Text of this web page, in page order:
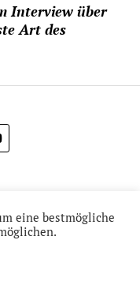
Interview über
Art des
Themes.
eine bestmögliche